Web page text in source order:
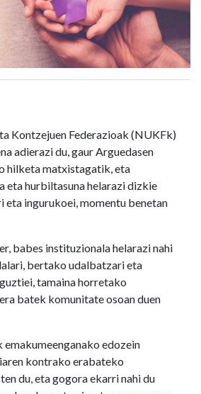
Kontzejuen Federazioak (NUKFk)
adierazi du, gaur Arguedasen
hilketa matxistagatik, eta
eta hurbiltasuna helarazi dizkie
ingurukoei, momentu benetan
babes instituzionala helarazi nahi
bertako udalbatzari eta
tamaina horretako
batek komunitate osoan duen
emakumeenganako edozein
kontrako erabateko
du, eta gogora ekarri nahi du